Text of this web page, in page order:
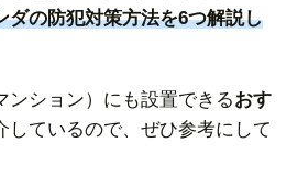
ダの防犯対策方法を6つ解説し
ンション）にも設置できるおす
しているので、ぜひ参考にして